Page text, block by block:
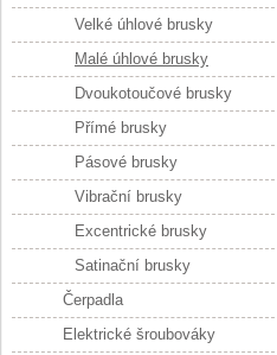
Velké úhlové brusky
Malé úhlové brusky
Dvoukotoučové brusky
Přímé brusky
Pásové brusky
Vibrační brusky
Excentrické brusky
Satinační brusky
Čerpadla
Elektrické šroubováky